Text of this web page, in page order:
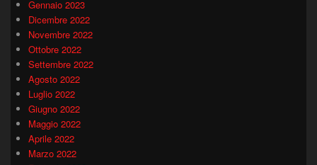
Gennaio 2023
Dicembre 2022
Novembre 2022
Ottobre 2022
Settembre 2022
Agosto 2022
Luglio 2022
Giugno 2022
Maggio 2022
Aprile 2022
Marzo 2022